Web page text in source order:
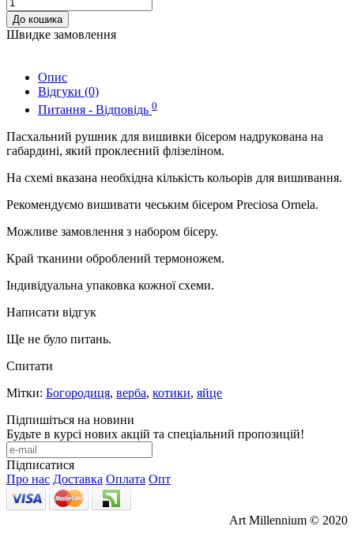
До кошика
Швидке замовлення
Опис
Відгуки (0)
Питання - Відповідь 0
Пасхальний рушник для вишивки бісером надрукована на
габардині, який проклеєний флізеліном.
На схемі вказана необхідна кількість кольорів для вишивання.
Рекомендуємо вишивати чеським бісером Preciosa Ornela.
Можливе замовлення з набором бісеру.
Край тканини оброблений термоножем.
Індивідуальна упаковка кожної схеми.
Написати відгук
Ще не було питань.
Спитати
Мітки: Богородиця, верба, котики, яйце
Підпишіться на новини
Будьте в курсі нових акцій та спеціальний пропозицій!
Підписатися
Про нас Доставка Оплата Опт
Art Millennium © 2020